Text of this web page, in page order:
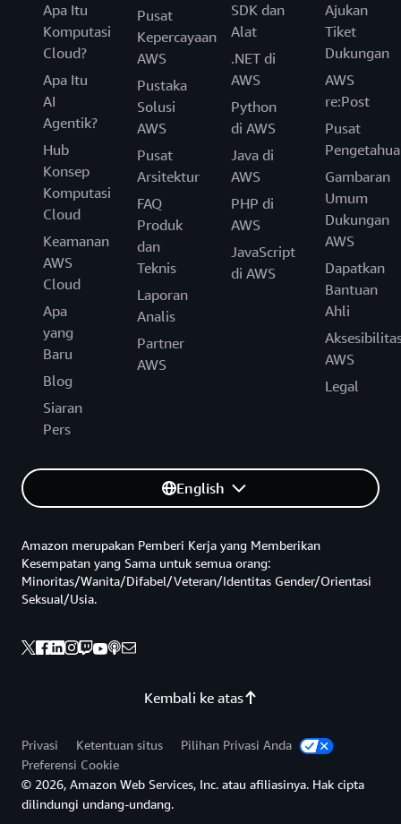
Apa Itu
Komputasi
Cloud?
Apa Itu
AI
Agentik?
Hub
Konsep
Komputasi
Cloud
Keamanan
AWS
Cloud
Apa
yang
Baru
Blog
Siaran
Pers
Pusat
Kepercayaan
AWS
Pustaka
Solusi
AWS
Pusat
Arsitektur
FAQ
Produk
dan
Teknis
Laporan
Analis
Partner
AWS
SDK dan
Alat
.NET di
AWS
Python
di AWS
Java di
AWS
PHP di
AWS
JavaScript
di AWS
Ajukan
Tiket
Dukungan
AWS
re:Post
Pusat
Gambaran
Umum
Dukungan
AWS
Dapatkan
Bantuan
Ahli
AWS
Legal
English
Kembali ke atas
Amazon merupakan Pemberi Kerja yang Memberikan
Kesempatan yang Sama untuk semua orang:
Minoritas/Wanita/Difabel/Veteran/Identitas Gender/Orientasi
Seksual/Usia.
Privasi Ketentuan situs
Pilihan Privasi Anda
Preferensi Cookie
© 2026, Amazon Web Services, Inc. atau afiliasinya. Hak cipta
dilindungi undang-undang.